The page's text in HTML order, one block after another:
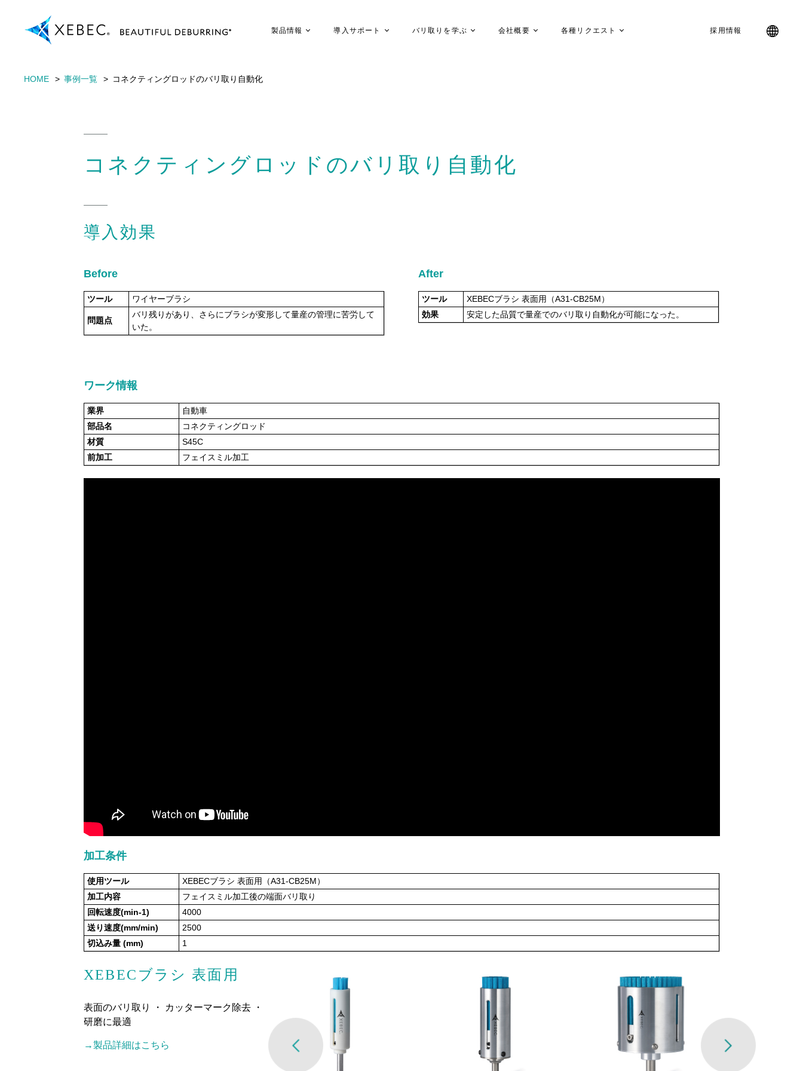
製品情報 導入サポート バリ取りを学ぶ 会社概要 各種リクエスト 採用情報
HOME 事例一覧 コネクティングロッドのバリ取り自動化
コネクティングロッドのバリ取り自動化
導入効果
Before
ツール ワイヤーブラシ
問題点
バリ残りがあり、さらにブラシが変形して量産の管理に苦労して
いた。
After
ツール
XEBECブラシ 表面用（A31-CB25M）
効果
安定した品質で量産でのバリ取り自動化が可能になった。
ワーク情報
業界
自動車
部品名
コネクティングロッド
材質
S45C
前加工
フェイスミル加工
加工条件
使用ツール
XEBECブラシ 表面用（A31-CB25M）
加工内容
フェイスミル加工後の端面バリ取り
回転速度(min-1)
4000
送り速度(mm/min)
2500
切込み量 (mm)
1
XEBECブラシ 表面用
表面のバリ取り ・ カッターマーク除去 ・
研磨に最適
→製品詳細はこちら